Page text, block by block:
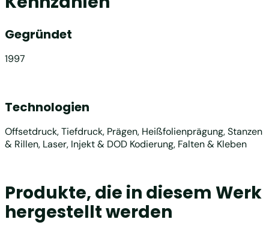
Gegründet
1997
Technologien
Offsetdruck, Tiefdruck, Prägen, Heißfolienprägung, Stanzen
& Rillen, Laser, Injekt & DOD Kodierung, Falten & Kleben
Produkte, die in diesem Werk
hergestellt werden